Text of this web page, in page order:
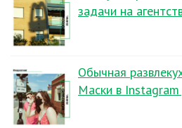
задачи на
Обычная
Маски в